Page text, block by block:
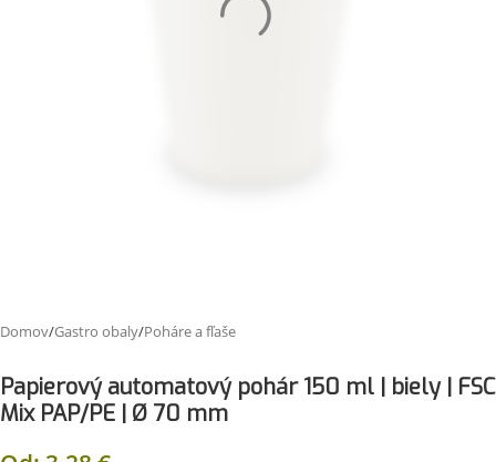
Domov/Gastro obaly/Poháre a fľaše
Papierový automatový pohár 150 ml | biely | FSC
Mix PAP/PE | Ø 70 mm